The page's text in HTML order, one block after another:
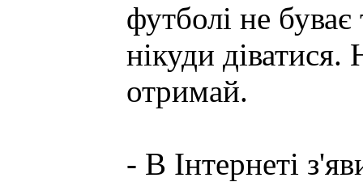
футболі не
нікуди діватися.
отримай.
- В Інтернеті